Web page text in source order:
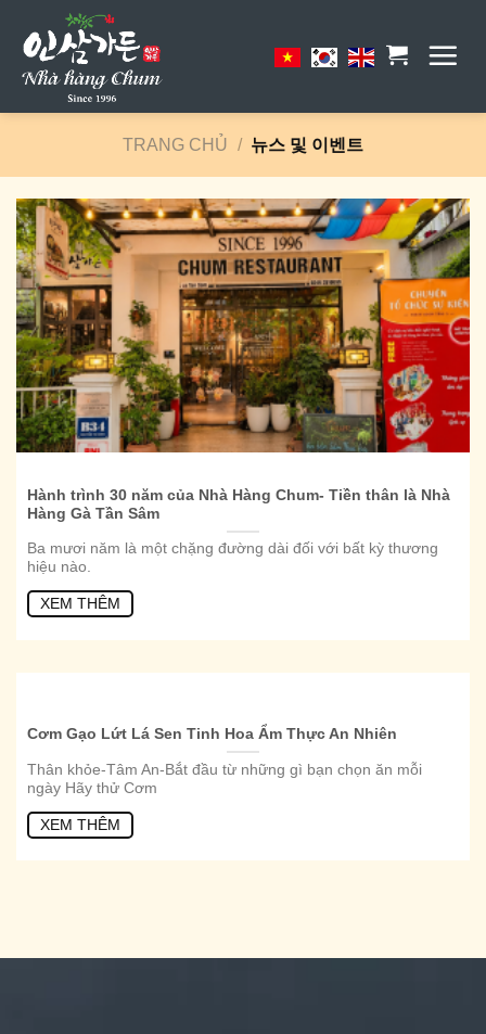
content
TRANG CHỦ / 뉴스 및 이벤트
Hành trình 30 năm của Nhà Hàng Chum- Tiền thân là Nhà
Hàng Gà Tần Sâm
Ba mươi năm là một chặng đường dài đối với bất kỳ thương
hiệu nào.
XEM THÊM
Cơm Gạo Lứt Lá Sen Tinh Hoa Ẩm Thực An Nhiên
Thân khỏe-Tâm An-Bắt đầu từ những gì bạn chọn ăn mỗi
ngày Hãy thử Cơm
XEM THÊM